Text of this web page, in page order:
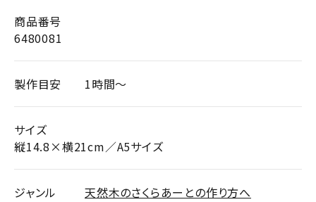
商品番号
6480081
製作目安 1時間～
サイズ
縦14.8×横21cm／A5サイズ
ジャンル 天然木のさくらあーとの作り方へ